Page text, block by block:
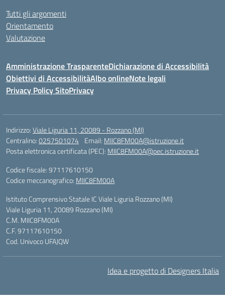
Tutti gli argomenti
Orientamento
Valutazione
Amministrazione TrasparenteDichiarazione di Accessibilità
Obiettivi di AccessibilitàAlbo onlineNote legali
Privacy Policy SitoPrivacy
Indirizzo:Viale Liguria 11, 20089 - Rozzano (MI)
Centralino:0257501074 Email: MIIC8FM00A@istruzione.it
Posta elettronica certificata (PEC): MIIC8FM00A@pec.istruzione.it
Codice fiscale: 97117610150
Codice meccanografico: MIIC8FM00A
Istituto Comprensivo Statale IC Viale Liguria Rozzano (MI)
Viale Liguria 11, 20089 Rozzano (MI)
C.M. MIIC8FM00A
C.F. 97117610150
Cod. Univoco UFAJQW
Idea e progetto di Designers Italia